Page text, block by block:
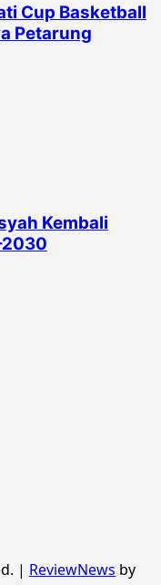
Cup Basketball
Petarung
Kembali
| ReviewNews by